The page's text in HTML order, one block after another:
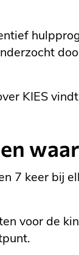
KIES
7 keer bij
voor de